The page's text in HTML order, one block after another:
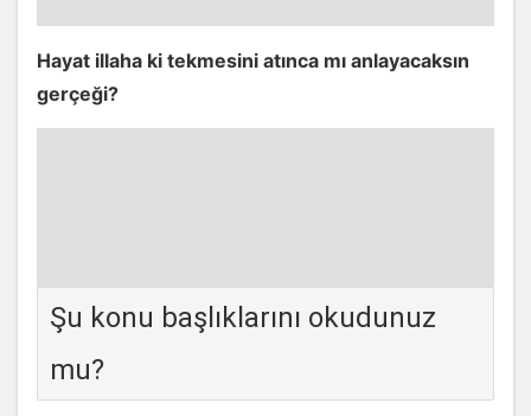
Hayat illaha ki tekmesini atınca mı anlayacaksın
gerçeği?
Şu konu başlıklarını okudunuz
mu?